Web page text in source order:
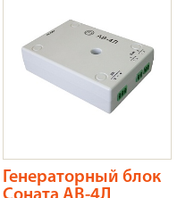
Генераторный блок